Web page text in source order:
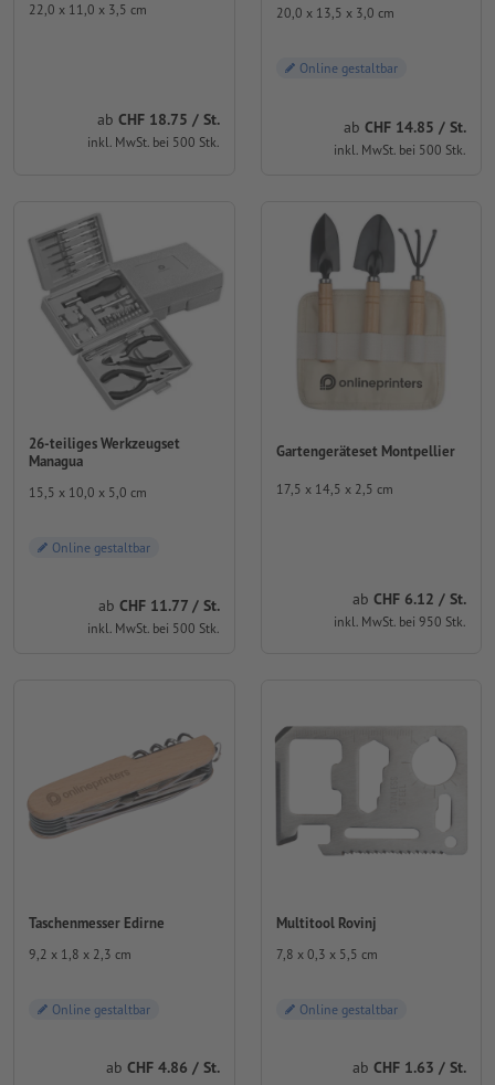
22,0 x 11,0 x 3,5 cm
ab CHF 18.75 / St.
inkl. MwSt. bei 500 Stk.
20,0 x 13,5 x 3,0 cm
Online gestaltbar
ab CHF 14.85 / St.
inkl. MwSt. bei 500 Stk.
26-teiliges Werkzeugset
Managua
15,5 x 10,0 x 5,0 cm
Online gestaltbar
ab CHF 11.77 / St.
inkl. MwSt. bei 500 Stk.
Gartengeräteset Montpellier
17,5 x 14,5 x 2,5 cm
ab CHF 6.12 / St.
inkl. MwSt. bei 950 Stk.
Taschenmesser Edirne
9,2 x 1,8 x 2,3 cm
Online gestaltbar
ab CHF 4.86 / St.
Multitool Rovinj
7,8 x 0,3 x 5,5 cm
Online gestaltbar
ab CHF 1.63 / St.